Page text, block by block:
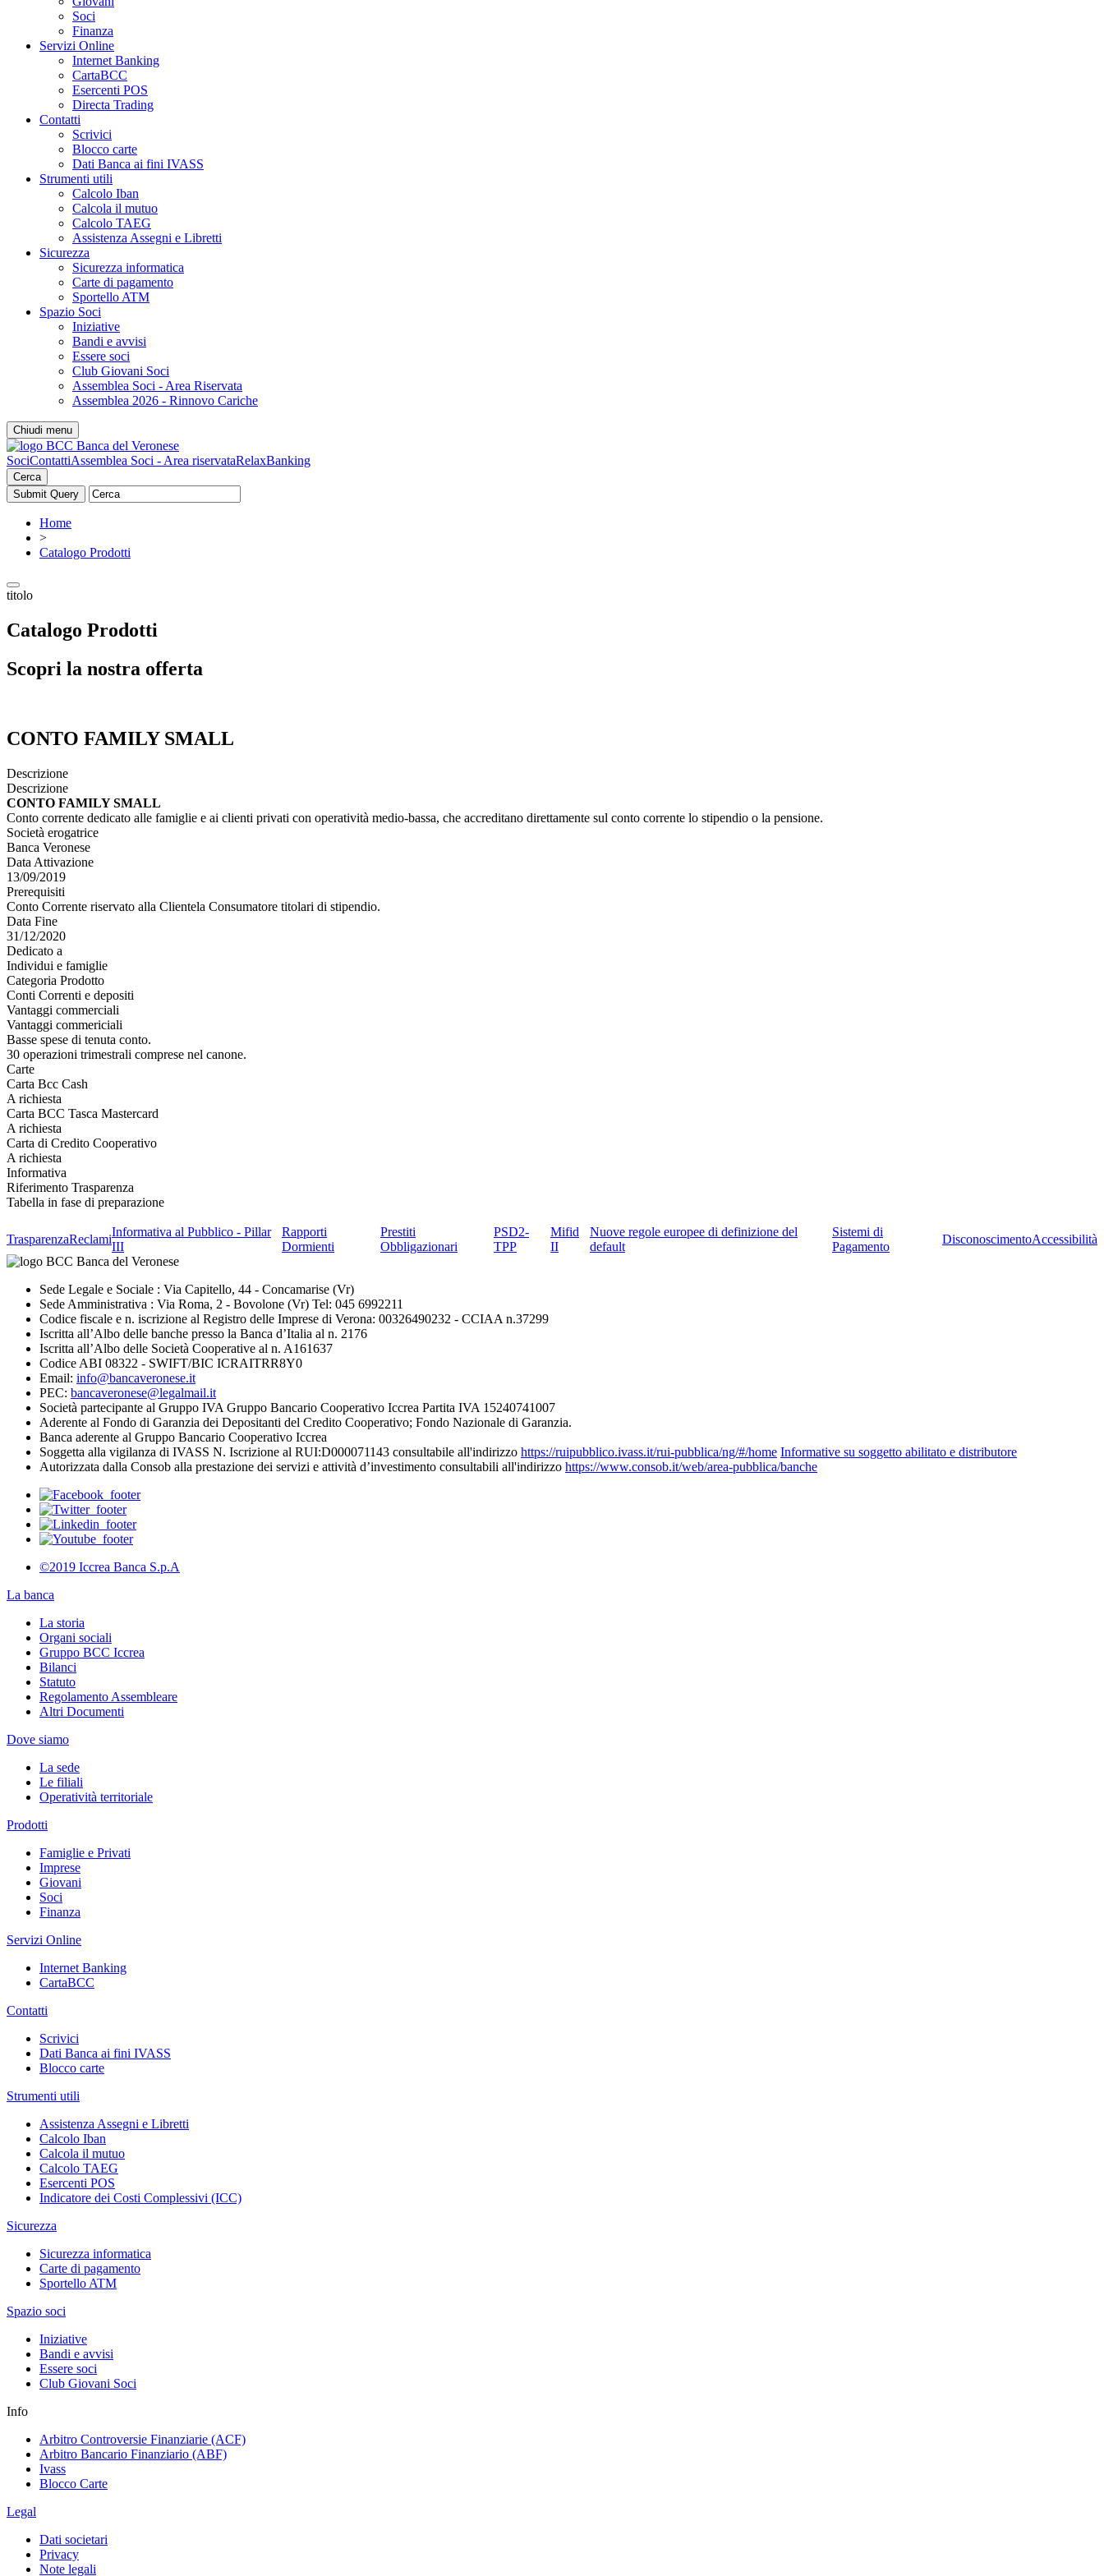
Soci
Finanza
Servizi Online
Internet Banking
CartaBCC
Esercenti POS
Directa Trading
Contatti
Scrivici
Blocco carte
Dati Banca ai fini IVASS
Strumenti utili
Calcolo Iban
Calcola il mutuo
Calcolo TAEG
Assistenza Assegni e Libretti
Sicurezza
Sicurezza informatica
Carte di pagamento
Sportello ATM
Spazio Soci
Iniziative
Bandi e avvisi
Essere soci
Club Giovani Soci
Assemblea Soci - Area Riservata
Assemblea 2026 - Rinnovo Cariche
Chiudi menu
SociContattiAssemblea Soci - Area riservataRelaxBanking
Cerca
Home
>
Catalogo Prodotti
titolo
Catalogo Prodotti
Scopri la nostra offerta
CONTO FAMILY SMALL
Descrizione
Descrizione
CONTO FAMILY SMALL
Conto corrente dedicato alle famiglie e ai clienti privati con operatività medio-bassa, che accreditano direttamente sul conto corrente lo stipendio o la pensione.
Società erogatrice
Banca Veronese
Data Attivazione
13/09/2019
Prerequisiti
Conto Corrente riservato alla Clientela Consumatore titolari di stipendio.
Data Fine
31/12/2020
Dedicato a
Individui e famiglie
Categoria Prodotto
Conti Correnti e depositi
Vantaggi commerciali
Vantaggi commericiali
Basse spese di tenuta conto.
30 operazioni trimestrali comprese nel canone.
Carte
Carta Bcc Cash
A richiesta
Carta BCC Tasca Mastercard
A richiesta
Carta di Credito Cooperativo
A richiesta
Informativa
Riferimento Trasparenza
Tabella in fase di preparazione
TrasparenzaReclami
Informativa al Pubblico - Pillar
III
Rapporti
Dormienti
Prestiti
Obbligazionari
PSD2-
TPP
Mifid
II
Nuove regole europee di definizione del
default
Sistemi di
Pagamento
DisconoscimentoAccessibilità
Sede Legale e Sociale : Via Capitello, 44 - Concamarise (Vr)
Sede Amministrativa : Via Roma, 2 - Bovolone (Vr) Tel: 045 6992211
Codice fiscale e n. iscrizione al Registro delle Imprese di Verona: 00326490232 - CCIAA n.37299
Iscritta all’Albo delle banche presso la Banca d’Italia al n. 2176
Iscritta all’Albo delle Società Cooperative al n. A161637
Codice ABI 08322 - SWIFT/BIC ICRAITRR8Y0
Email: info@bancaveronese.it
PEC: bancaveronese@legalmail.it
Società partecipante al Gruppo IVA Gruppo Bancario Cooperativo Iccrea Partita IVA 15240741007
Aderente al Fondo di Garanzia dei Depositanti del Credito Cooperativo; Fondo Nazionale di Garanzia.
Banca aderente al Gruppo Bancario Cooperativo Iccrea
Soggetta alla vigilanza di IVASS N. Iscrizione al RUI:D000071143 consultabile all'indirizzo https://ruipubblico.ivass.it/rui-pubblica/ng/#/home Informative su soggetto abilitato e distributore
Autorizzata dalla Consob alla prestazione dei servizi e attività d’investimento consultabili all'indirizzo https://www.consob.it/web/area-pubblica/banche
©2019 Iccrea Banca S.p.A
La banca
La storia
Organi sociali
Gruppo BCC Iccrea
Bilanci
Statuto
Regolamento Assembleare
Altri Documenti
Dove siamo
La sede
Le filiali
Operatività territoriale
Prodotti
Famiglie e Privati
Imprese
Giovani
Soci
Finanza
Servizi Online
Internet Banking
CartaBCC
Contatti
Scrivici
Dati Banca ai fini IVASS
Blocco carte
Strumenti utili
Assistenza Assegni e Libretti
Calcolo Iban
Calcola il mutuo
Calcolo TAEG
Esercenti POS
Indicatore dei Costi Complessivi (ICC)
Sicurezza
Sicurezza informatica
Carte di pagamento
Sportello ATM
Spazio soci
Iniziative
Bandi e avvisi
Essere soci
Club Giovani Soci
Info
Arbitro Controversie Finanziarie (ACF)
Arbitro Bancario Finanziario (ABF)
Ivass
Blocco Carte
Legal
Dati societari
Privacy
Note legali